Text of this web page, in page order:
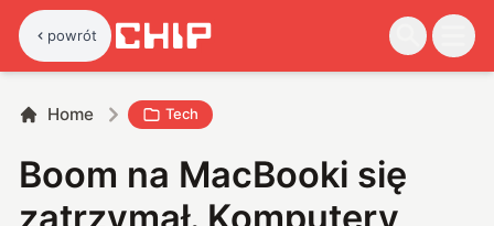
powrót
Home Tech
Boom na MacBooki się
zatrzymał. Komputery